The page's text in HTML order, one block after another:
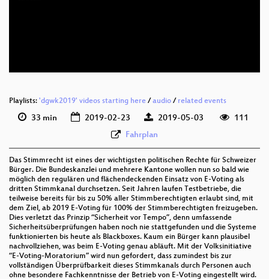
Playlists: 'dgwk2019' videos starting here / audio / related events
33 min 2019-02-23 2019-05-03
111
Fahrplan
Das Stimmrecht ist eines der wichtigsten politischen Rechte für Schweizer
Bürger. Die Bundeskanzlei und mehrere Kantone wollen nun so bald wie
möglich den regulären und flächendeckenden Einsatz von E-Voting als
dritten Stimmkanal durchsetzen. Seit Jahren laufen Testbetriebe, die
teilweise bereits für bis zu 50% aller Stimmberechtigten erlaubt sind, mit
dem Ziel, ab 2019 E-Voting für 100% der Stimmberechtigten freizugeben.
Dies verletzt das Prinzip “Sicherheit vor Tempo”, denn umfassende
Sicherheitsüberprüfungen haben noch nie stattgefunden und die Systeme
funktionierten bis heute als Blackboxes. Kaum ein Bürger kann plausibel
nachvollziehen, was beim E-Voting genau abläuft. Mit der Volksinitiative
“E-Voting-Moratorium” wird nun gefordert, dass zumindest bis zur
vollständigen Überprüfbarkeit dieses Stimmkanals durch Personen auch
ohne besondere Fachkenntnisse der Betrieb von E-Voting eingestellt wird.